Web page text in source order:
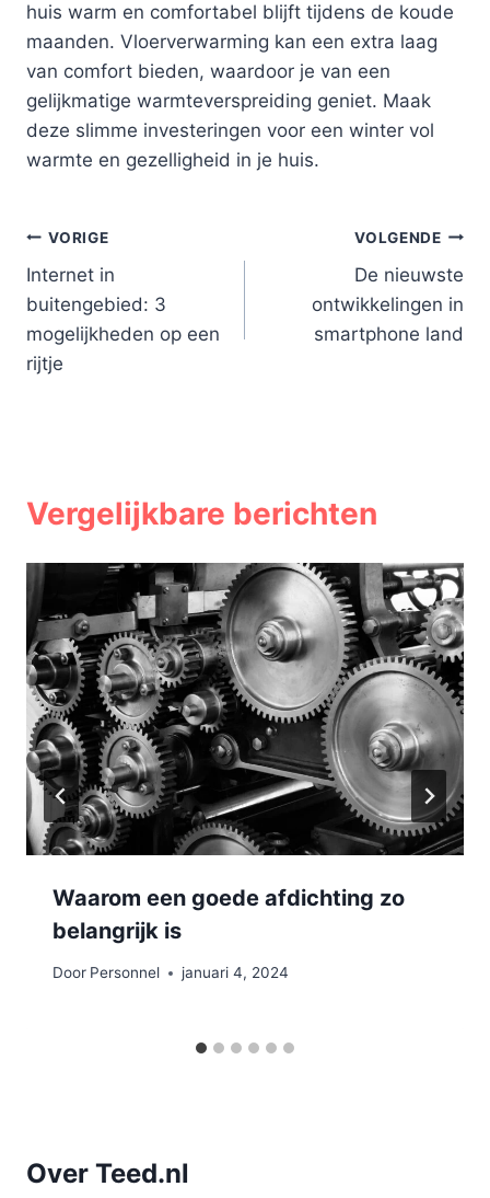
huis warm en comfortabel blijft tijdens de koude
maanden. Vloerverwarming kan een extra laag
van comfort bieden, waardoor je van een
gelijkmatige warmteverspreiding geniet. Maak
deze slimme investeringen voor een winter vol
warmte en gezelligheid in je huis.
Bericht
navigatie
VORIGE
Internet in
buitengebied: 3
mogelijkheden op een
rijtje
VOLGENDE
De nieuwste
ontwikkelingen in
smartphone land
Vergelijkbare berichten
Waarom een goede afdichting zo
belangrijk is
Door Personnel januari 4, 2024
Over Teed.nl